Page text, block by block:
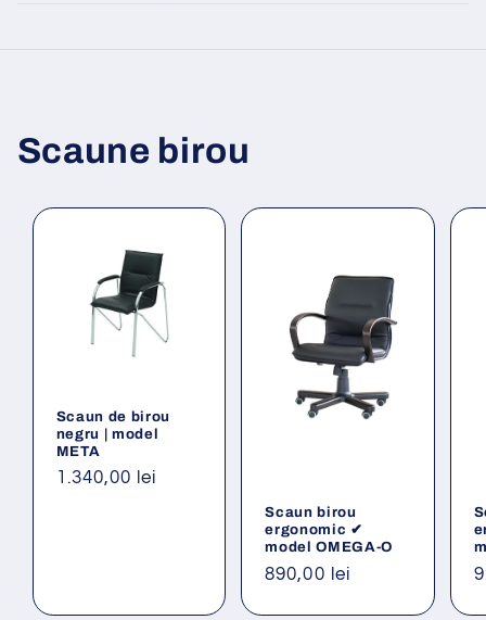
Scaune birou
Scaun de birou
negru | model
META
Preț
1.340,00 lei
Scaun birou
ergonomic ✔
model OMEGA-O
Preț
890,00 lei